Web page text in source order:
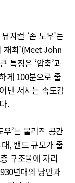
지컬 ‘존 도우’는
재회’(Meet John
특징은 ‘압축’과
게 100분으로 줄
낸 서사는 속도감
.
’는 물리적 공간
, 밴드 규모가 줄
구조물에 자리
년대의 낭만과